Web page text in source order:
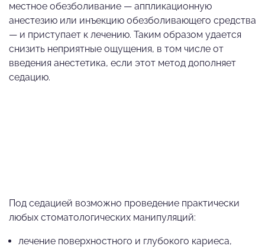
местное обезболивание — аппликационную
анестезию или инъекцию обезболивающего средства
— и приступает к лечению. Таким образом удается
снизить неприятные ощущения, в том числе от
введения анестетика, если этот метод дополняет
седацию.
Под седацией возможно проведение практически
любых стоматологических манипуляций:
лечение поверхностного и глубокого кариеса,